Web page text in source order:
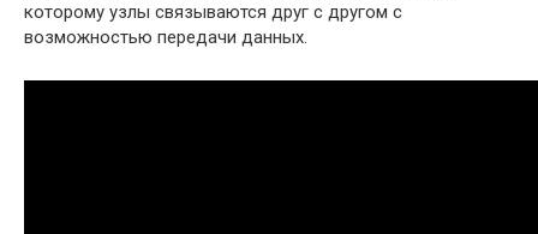
которому узлы связываются друг с другом с
возможностью передачи данных.